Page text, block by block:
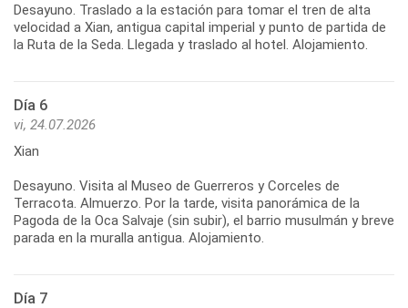
Desayuno. Traslado a la estación para tomar el tren de alta
velocidad a Xian, antigua capital imperial y punto de partida de
Día 6
vi, 24.07.2026
Xian
Desayuno. Visita al Museo de Guerreros y Corceles de
Terracota. Almuerzo. Por la tarde, visita panorámica de la
Pagoda de la Oca Salvaje (sin subir), el barrio musulmán y breve
Día 7